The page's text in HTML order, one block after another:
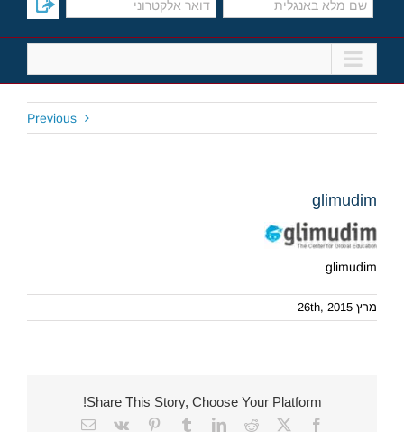
Previous
glimudim
glimudim
מרץ 26th, 2015
Share This Story, Choose Your Platform!
Facebook
X
Reddit
LinkedIn
Tumblr
Pinterest
Vk
Email